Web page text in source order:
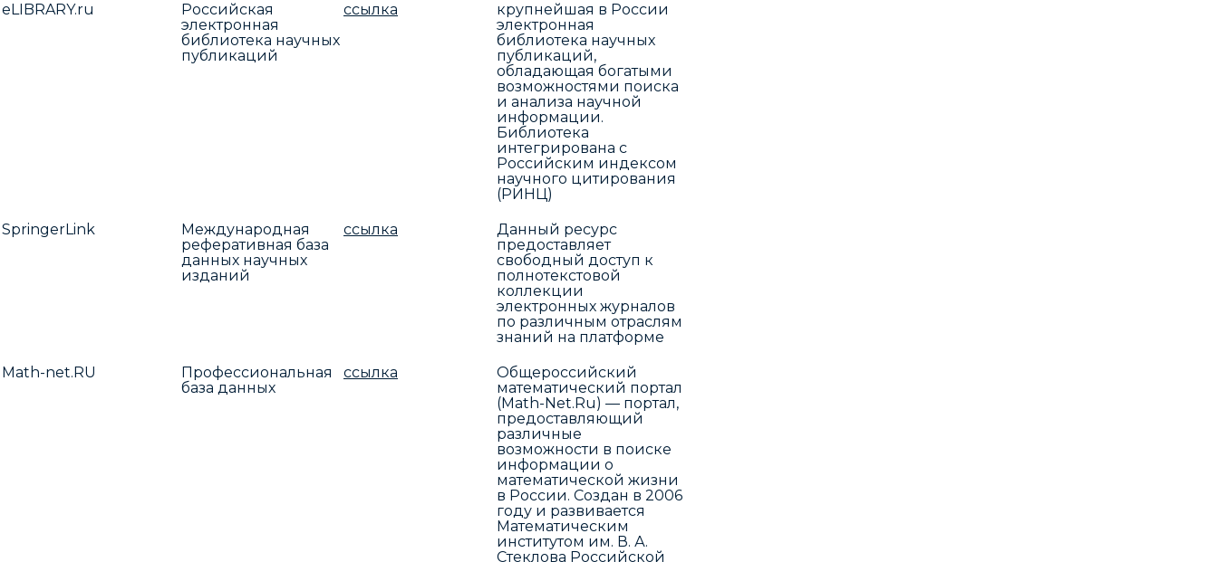
eLIBRARY.ru
Российская
электронная
библиотека научных
публикаций
ссылка
крупнейшая в России
электронная
библиотека научных
публикаций,
обладающая богатыми
возможностями поиска
и анализа научной
информации.
Библиотека
интегрирована с
Российским индексом
научного цитирования
(РИНЦ)
SpringerLink
Международная
реферативная база
данных научных
изданий
ссылка
Данный ресурс
предоставляет
свободный доступ к
полнотекстовой
коллекции
электронных журналов
по различным отраслям
знаний на платформе
Math-net.RU
Профессиональная
база данных
ссылка
Общероссийский
математический портал
(Math-Net.Ru) — портал,
предоставляющий
различные
возможности в поиске
информации о
математической жизни
в России. Создан в 2006
году и развивается
Математическим
институтом им. В. А.
Стеклова Российской